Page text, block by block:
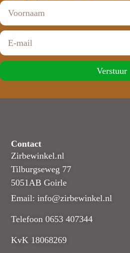
Verstuur
Contact
Zirbewinkel.nl
Tilburgseweg 77
5051AB Goirle
Email: info@zirbewinkel.nl
Telefoon 0653 407344
KvK 18068269